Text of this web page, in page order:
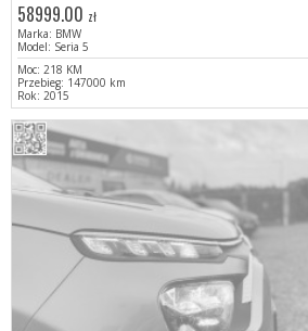
58999.00 zł
Marka: BMW
Model: Seria 5
Moc: 218 KM
Przebieg: 147000 km
Rok: 2015